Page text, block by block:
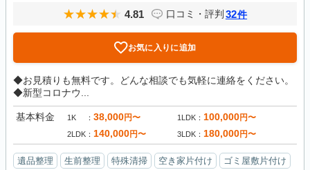
4.81 口コミ・評判 32件
お気に入りに追加
◆お見積りも無料です。どんな相談でも気軽に連絡をください。
◆新型コロナウ...
基本料金 1K 38,000円〜 1LDK 100,000円〜
2LDK 140,000円〜 3LDK 180,000円〜
遺品整理 生前整理 特殊清掃 空き家片付け
ゴミ屋敷片付け